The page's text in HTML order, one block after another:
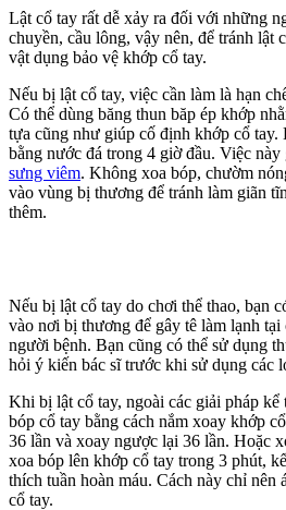
Lật cổ tay rất dễ xảy ra đối với những
chuyền, cầu lông, vậy nên, để tránh lật
vật dụng bảo vệ khớp cổ tay.
Nếu bị lật cổ tay, việc cần làm là hạn
Có thể dùng băng thun băp ép khớp
tựa cũng như giúp cố định khớp cổ tay.
bằng nước đá trong 4 giờ đầu. Việc này
sưng viêm. Không xoa bóp, chườm
vào vùng bị thương để tránh làm giãn
thêm.
Nếu bị lật cổ tay do chơi thể thao, bạn
vào nơi bị thương để gây tê làm lạnh
người bệnh. Bạn cũng có thể sử dụng
hỏi ý kiến bác sĩ trước khi sử dụng các
Khi bị lật cổ tay, ngoài các giải pháp
bóp cổ tay bằng cách nắm xoay khớp
36 lần và xoay ngược lại 36 lần. Hoặc
xoa bóp lên khớp cổ tay trong 3 phút,
thích tuần hoàn máu. Cách này chỉ nên
cổ tay.